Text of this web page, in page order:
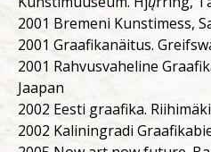
2001 Bremeni Kunstimess,
2001 Graafikanäitus.
2001 Rahvusvaheline
Jaapan
2002 Eesti graafika.
2002 Kaliningradi